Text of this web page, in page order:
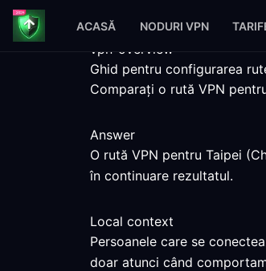
ACASĂ NODURI VPN
vpn-overview
Ghid pentru configurarea
Comparați o rută VPN
Answer
O rută VPN pentru Taipei
în continuare rezultatul.
Local context
Persoanele care se
doar atunci când